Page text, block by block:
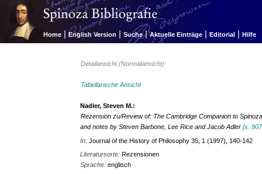
Home | English Version | Suche | Aktuelle Einträge | Editorial | Hilfe
Detailansicht (Normalansicht)
Tabellarische Ansicht
Nadler, Steven M.:
Rezension zu/Review of: The Cambridge Companion to
and notes by Steven Barbone, Lee Rice and Jacob Adler[s.
In:Journal of the History of Philosophy 35, 1 (1997), 140-142
Literatursorte:Rezensionen
Sprache:englisch